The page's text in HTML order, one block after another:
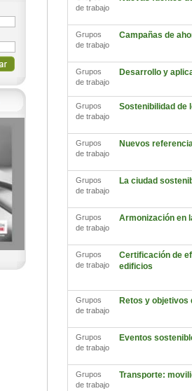
de trabajo
Grupos
de trabajo
Campañas de
Grupos
de trabajo
Desarrollo y
Grupos
de trabajo
Sostenibilidad de
Grupos
de trabajo
Nuevos
Grupos
de trabajo
La ciudad
Grupos
de trabajo
Armonización en
Grupos
de trabajo
Certificación de
edificios
Grupos
de trabajo
Retos y objetivos
Grupos
de trabajo
Eventos
Grupos
de trabajo
Transporte: